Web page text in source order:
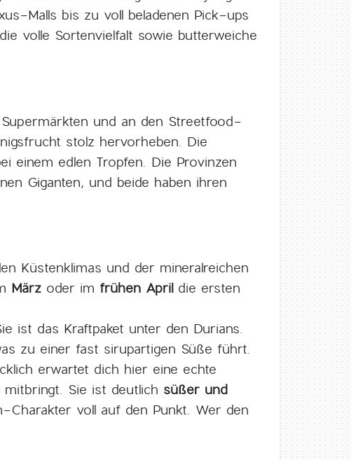
Malls bis zu voll beladenen Pick-ups
volle Sortenvielfalt sowie butterweiche
und an den Streetfood-
stolz hervorheben. Die
einem edlen Tropfen. Die Provinzen
Giganten, und beide haben ihren
Küstenklimas und der mineralreichen
März oder im frühen Aprildie ersten
ist das Kraftpaket unter den Durians.
zu einer fast sirupartigen Süße führt.
erwartet dich hier eine echte
mitbringt. Sie ist deutlich süßer und
Charakter voll auf den Punkt. Wer den